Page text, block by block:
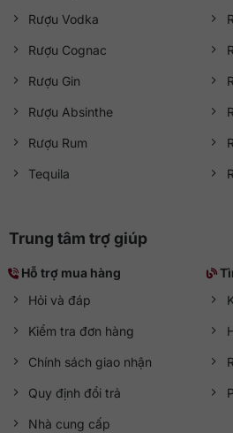
Rượu Vodka
Rượu Cognac
Rượu Gin
Rượu Absinthe
Rượu Rum
Tequila
Trung tâm trợ giúp
Hỗ trợ mua hàng
Hỏi và đáp
Kiểm tra đơn hàng
Chính sách giao nhận
Quy định đổi trả
Nhà cung cấp